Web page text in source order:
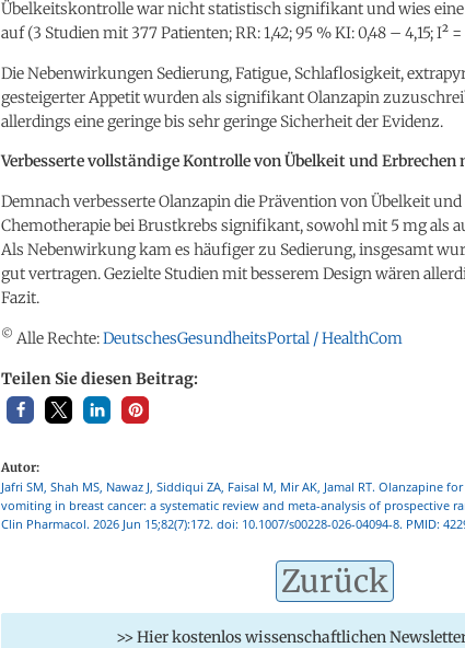
Übelkeitskontrolle war nicht statistisch signifikant und wies
auf (3 Studien mit 377 Patienten; RR: 1,42; 95 % KI: 0,48 – 4,15; I² =
Die Nebenwirkungen Sedierung, Fatigue, Schlaflosigkeit,
gesteigerter Appetit wurden als signifikant Olanzapin
allerdings eine geringe bis sehr geringe Sicherheit der Evidenz.
Verbesserte vollständige Kontrolle von Übelkeit und
Demnach verbesserte Olanzapin die Prävention von Übelkeit
Chemotherapie bei Brustkrebs signifikant, sowohl mit 5 mg als
Als Nebenwirkung kam es häufiger zu Sedierung, insgesamt
gut vertragen. Gezielte Studien mit besserem Design wären
Fazit.
© Alle Rechte:DeutschesGesundheitsPortal / HealthCom
Teilen Sie diesen Beitrag:
Autor:
Jafri SM, Shah MS, Nawaz J, Siddiqui ZA, Faisal M, Mir AK, Jamal RT. Olanzapine
vomiting in breast cancer: a systematic review and meta-analysis of prospective
Clin Pharmacol. 2026 Jun 15;82(7):172. doi: 10.1007/s00228-026-04094-8. PMID:
Zurück
>> Hier kostenlos wissenschaftlichen